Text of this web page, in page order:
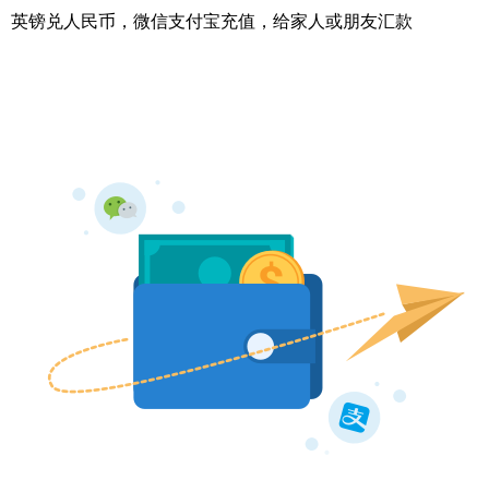
英镑兑人民币， 微信支付宝充值，给家人或朋友汇款